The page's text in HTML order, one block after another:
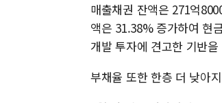
매출채권 잔액은 271억
액은 31.38% 증가하여 현
개발 투자에 견고한 기반
부채율 또한 한층 더 낮아